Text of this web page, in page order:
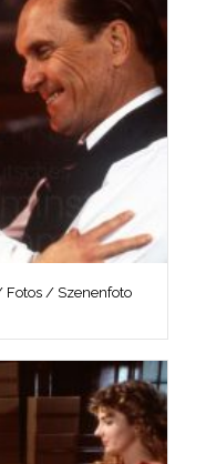
Fotos / Szenenfoto